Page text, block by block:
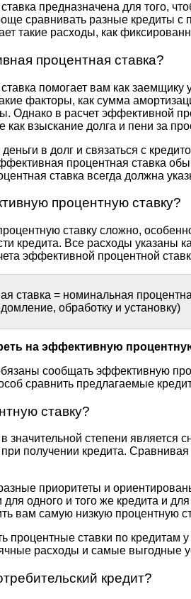
предназначена для того,
сравнивать разные кредиты
такие расходы, как
процентная ставка?
помогает вам как
факторы, как сумма
Однако в расчет эффективной
как взыскание долга и пени за
в долг и связаться с
процентная ставка
ставка всегда должна
процентную ставку?
ставку сложно,
кредита. Все расходы указаны
эффективной процентной
ставка = номинальная
обработку и установку)
на эффективную
сообщать эффективную
сравнить предлагаемые
ставку?
значительной степени
получении кредита.
приоритеты и
одного и того же кредита и
вам самую низкую процентную
процентные ставки по кредитам
расходы и самые выгодные
кредит?